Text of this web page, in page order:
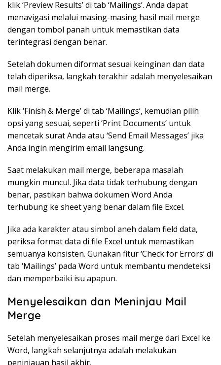
klik ‘Preview Results’ di tab ‘Mailings’. Anda dapat
menavigasi melalui masing-masing hasil mail merge
dengan tombol panah untuk memastikan data
terintegrasi dengan benar.
Setelah dokumen diformat sesuai keinginan dan data
telah diperiksa, langkah terakhir adalah menyelesaikan
mail merge.
Klik ‘Finish & Merge’ di tab ‘Mailings’, kemudian pilih
opsi yang sesuai, seperti ‘Print Documents’ untuk
mencetak surat Anda atau ‘Send Email Messages’ jika
Anda ingin mengirim email langsung.
Saat melakukan mail merge, beberapa masalah
mungkin muncul. Jika data tidak terhubung dengan
benar, pastikan bahwa dokumen Word Anda
terhubung ke sheet yang benar dalam file Excel.
Jika ada karakter atau simbol aneh dalam field data,
periksa format data di file Excel untuk memastikan
semuanya konsisten. Gunakan fitur ‘Check for Errors’ di
tab ‘Mailings’ pada Word untuk membantu mendeteksi
dan memperbaiki isu apapun.
Menyelesaikan dan Meninjau Mail
Merge
Setelah menyelesaikan proses mail merge dari Excel ke
Word, langkah selanjutnya adalah melakukan
peninjauan hasil akhir.